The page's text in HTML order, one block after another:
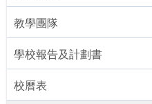
教學團隊
學校報告及計劃書
校曆表